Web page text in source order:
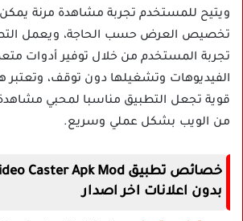
ويتيح للمستخدم تجربة مشاهدة مرنة
تخصيص العرض حسب الحاجة، ويعمل
تجربة المستخدم من خلال توفير أدوات
الفيديوهات وتشغيلها دون توقف،
قوية تجعل التطبيق مناسبا لمحبي
من الويب بشكل عملي وسريع.
خصائص
بدون اعلانات اخر اصدار